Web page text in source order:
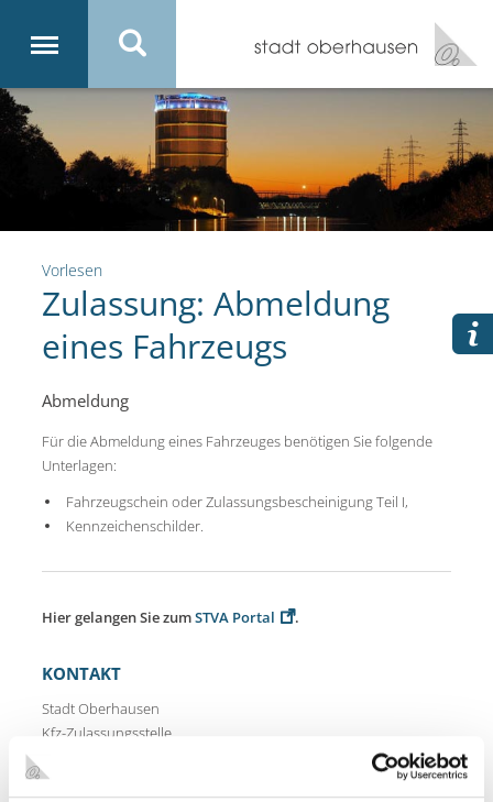
Vorlesen
Zulassung: Abmeldung
eines Fahrzeugs
Abmeldung
Für die Abmeldung eines Fahrzeuges benötigen Sie folgende
Unterlagen:
Fahrzeugschein oder Zulassungsbescheinigung Teil I,
Kennzeichenschilder.
Hier gelangen Sie zumSTVA Portal .
KONTAKT
Stadt Oberhausen
Kfz-Zulassungsstelle
46145 Oberhausen